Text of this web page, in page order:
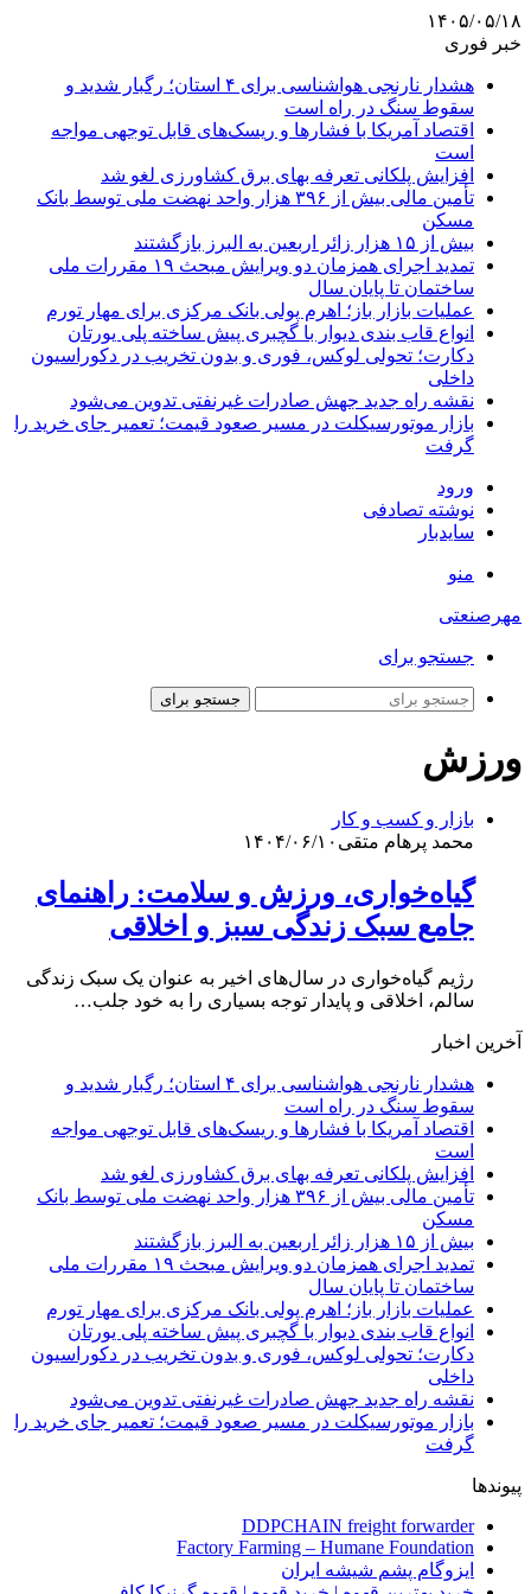
۱۴۰۵/۰۵/۱۸
خبر فوری
هشدار نارنجی هواشناسی برای ۴ استان؛ رگبار شدید و
سقوط سنگ در راه است
اقتصاد آمریکا با فشارها و ریسک‌های قابل توجهی مواجه
است
افزایش پلکانی تعرفه بهای برق کشاورزی لغو شد
تأمین مالی بیش از ۳۹۶ هزار واحد نهضت ملی توسط بانک
مسکن
بیش از ۱۵ هزار زائر اربعین به البرز بازگشتند
تمدید اجرای همزمان دو ویرایش مبحث ۱۹ مقررات ملی
ساختمان تا پایان سال
عملیات بازار باز؛ اهرم پولی بانک مرکزی برای مهار تورم
انواع قاب بندی دیوار با گچبری پیش ساخته پلی یورتان
دکارت؛ تحولی لوکس، فوری و بدون تخریب در دکوراسیون
داخلی
نقشه راه جدید جهش صادرات غیرنفتی تدوین می‌شود
بازار موتورسیکلت در مسیر صعود قیمت؛ تعمیر جای خرید را
گرفت
ورود
نوشته تصادفی
سایدبار
منو
مهرصنعتی
جستجو برای
جستجو برای
ورزش
بازار و کسب و کار
محمد پرهام متقی ۱۴۰۴/۰۶/۱۰
گیاه‌خواری، ورزش و سلامت: راهنمای
جامع سبک زندگی سبز و اخلاقی
رژیم گیاه‌خواری در سال‌های اخیر به عنوان یک سبک زندگی
سالم، اخلاقی و پایدار توجه بسیاری را به خود جلب…
آخرین اخبار
هشدار نارنجی هواشناسی برای ۴ استان؛ رگبار شدید و
سقوط سنگ در راه است
اقتصاد آمریکا با فشارها و ریسک‌های قابل توجهی مواجه
است
افزایش پلکانی تعرفه بهای برق کشاورزی لغو شد
تأمین مالی بیش از ۳۹۶ هزار واحد نهضت ملی توسط بانک
مسکن
بیش از ۱۵ هزار زائر اربعین به البرز بازگشتند
تمدید اجرای همزمان دو ویرایش مبحث ۱۹ مقررات ملی
ساختمان تا پایان سال
عملیات بازار باز؛ اهرم پولی بانک مرکزی برای مهار تورم
انواع قاب بندی دیوار با گچبری پیش ساخته پلی یورتان
دکارت؛ تحولی لوکس، فوری و بدون تخریب در دکوراسیون
داخلی
نقشه راه جدید جهش صادرات غیرنفتی تدوین می‌شود
بازار موتورسیکلت در مسیر صعود قیمت؛ تعمیر جای خرید را
گرفت
پیوندها
DDPCHAIN freight forwarder
Factory Farming – Humane Foundation
ایزوگام پشم شیشه ایران